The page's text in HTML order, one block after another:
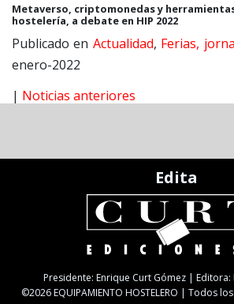
Metaverso, criptomonedas y
hostelería, a debate en HIP 2022
Publicado en Actualidad, Ferias,
enero-2022
| Noticias anteriores
Edita
Presidente: Enrique Curt Gómez |
©2026 EQUIPAMIENTO HOSTELERO | Todos